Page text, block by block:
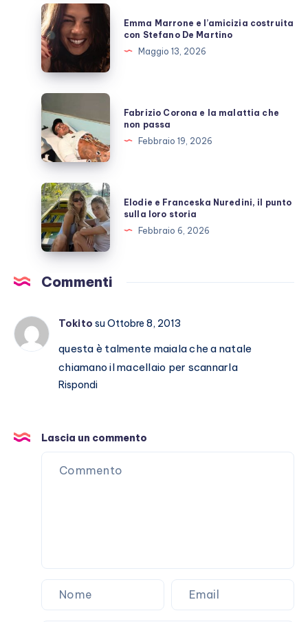
allo
scoperto
Emma
Marrone
e
l’amicizia
costruita
con
Stefano
De
Martino
Emma Marrone e l’amicizia costruita
con Stefano De Martino
Maggio 13, 2026
Fabrizio
Corona
e
la
malattia
che
non
passa
Fabrizio Corona e la malattia che
non passa
Febbraio 19, 2026
Elodie
e
Franceska
Nuredini,
punto
storia
Elodie e Franceska Nuredini, il punto
sulla loro storia
Febbraio 6, 2026
Commenti
Tokito su Ottobre 8, 2013
questa è talmente maiala che a natale
chiamano il macellaio per scannarla
Rispondi
Lascia un commento